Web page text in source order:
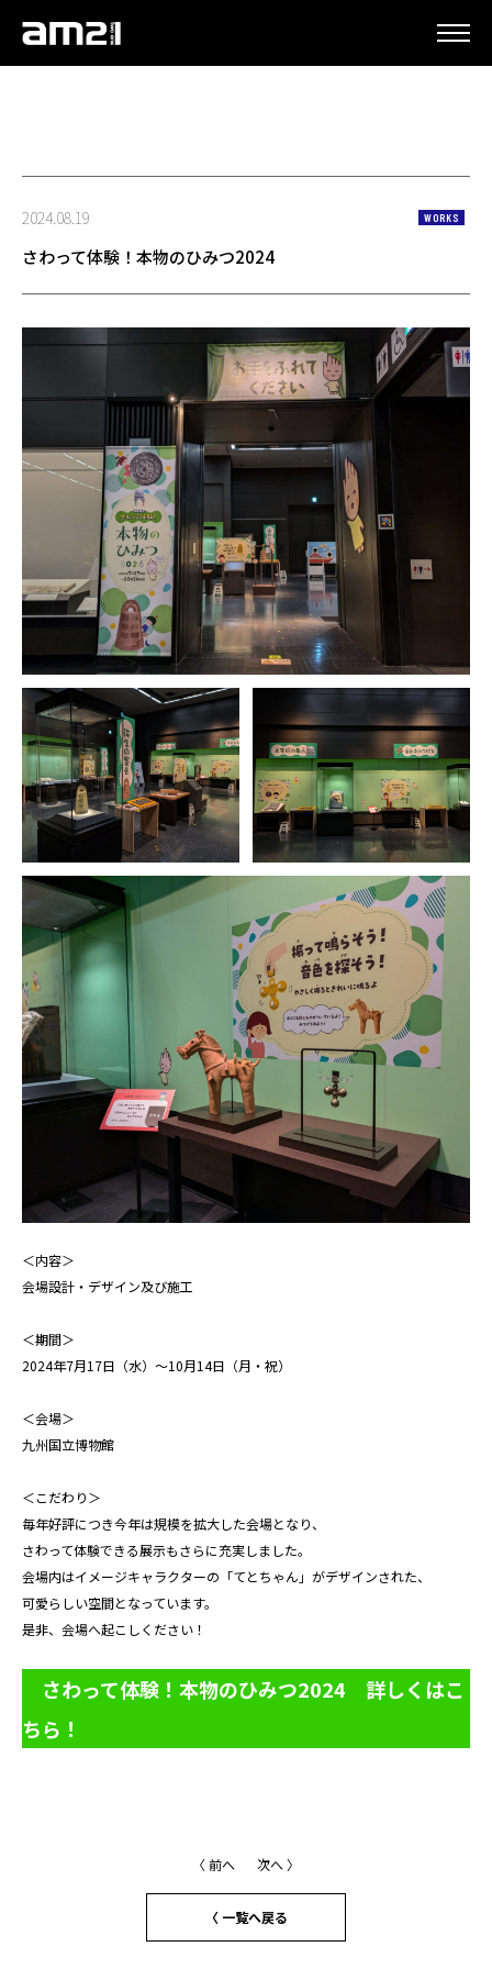
2024.08.19 WORKS
さわって体験！本物のひみつ2024
＜内容＞
会場設計・デザイン及び施工
＜期間＞
2024年7月17日（水）～10月14日（月・祝）
＜会場＞
九州国立博物館
＜こだわり＞
毎年好評につき今年は規模を拡大した会場となり、
さわって体験できる展示もさらに充実しました。
会場内はイメージキャラクターの「てとちゃん」がデザインされた、
可愛らしい空間となっています。
是非、会場へ起こしください！
さわって体験！本物のひみつ2024 詳しくはこ
ちら！
〈 前へ 次へ 〉
〈 一覧へ戻る